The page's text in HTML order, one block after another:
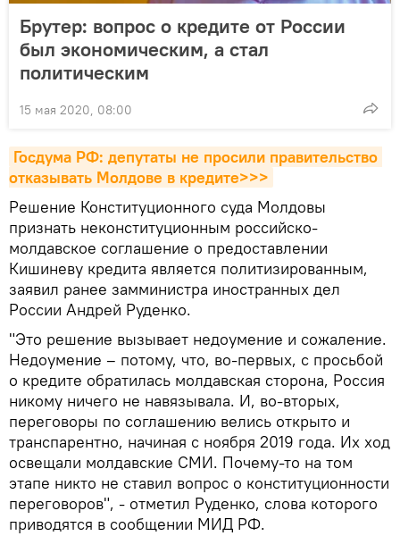
Брутер: вопрос о кредите от России
был экономическим, а стал
политическим
15 мая 2020, 08:00
Госдума РФ: депутаты не просили правительство
отказывать Молдове в кредите>>>
Решение Конституционного суда Молдовы
признать неконституционным российско-
молдавское соглашение о предоставлении
Кишиневу кредита является политизированным,
заявил ранее замминистра иностранных дел
России Андрей Руденко.
"Это решение вызывает недоумение и сожаление.
Недоумение – потому, что, во-первых, с просьбой
о кредите обратилась молдавская сторона, Россия
никому ничего не навязывала. И, во-вторых,
переговоры по соглашению велись открыто и
транспарентно, начиная с ноября 2019 года. Их ход
освещали молдавские СМИ. Почему-то на том
этапе никто не ставил вопрос о конституционности
переговоров", - отметил Руденко, слова которого
приводятся в сообщении МИД РФ.